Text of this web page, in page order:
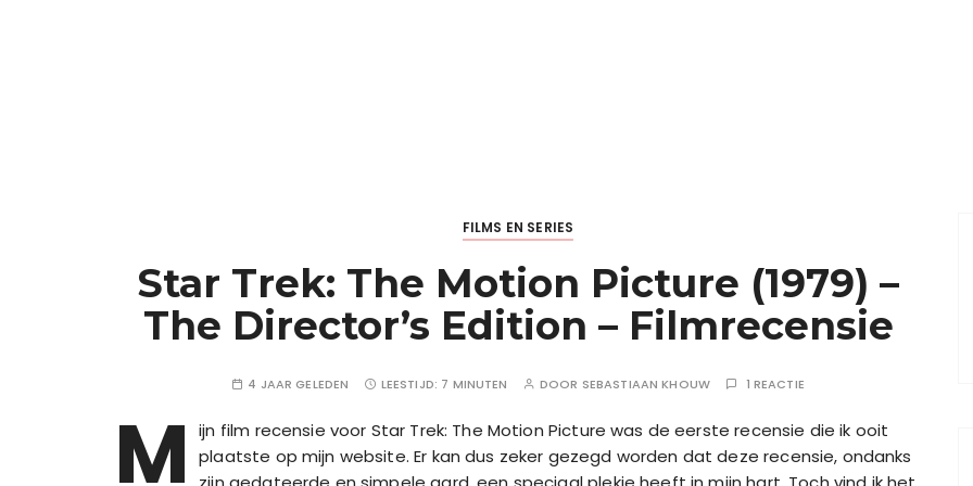
FILMS EN SERIES
Star Trek: The Motion Picture (1979) –
The Director’s Edition – Filmrecensie
4 JAAR GELEDEN LEESTIJD: 7 MINUTEN DOOR SEBASTIAAN KHOUW 1 REACTIE
M
ijn film recensie voor Star Trek: The Motion Picture was de eerste recensie die ik ooit
plaatste op mijn website. Er kan dus zeker gezegd worden dat deze recensie, ondanks